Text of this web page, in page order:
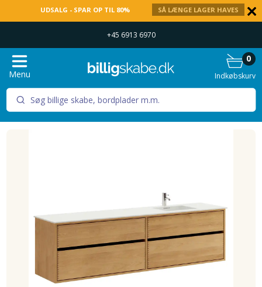
UDSALG - SPAR OP TIL 80% SÅ LÆNGE LAGER HAVES
+45 6913 6970
Menu Indkøbskurv
0